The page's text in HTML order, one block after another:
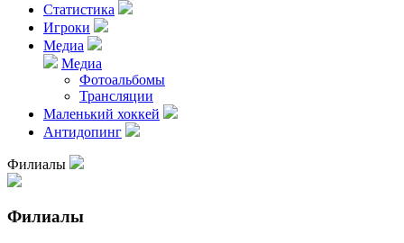
Статистика
Игроки
Медиа
Медиа
Фотоальбомы
Трансляции
Маленький хоккей
Антидопинг
Филиалы
Филиалы